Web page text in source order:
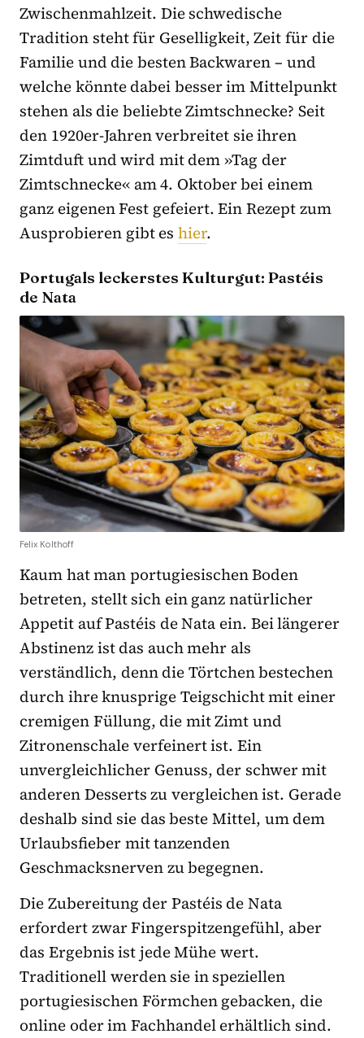
Zwischenmahlzeit. Die schwedische
Tradition steht für Geselligkeit, Zeit für die
Familie und die besten Backwaren – und
welche könnte dabei besser im Mittelpunkt
stehen als die beliebte Zimtschnecke? Seit
den 1920er-Jahren verbreitet sie ihren
Zimtduft und wird mit dem »Tag der
Zimtschnecke« am 4. Oktober bei einem
ganz eigenen Fest gefeiert. Ein Rezept zum
Ausprobieren gibt es hier.
Portugals leckerstes Kulturgut: Pastéis
de Nata
Felix Kolthoff
Kaum hat man portugiesischen Boden
betreten, stellt sich ein ganz natürlicher
Appetit auf Pastéis de Nata ein. Bei längerer
Abstinenz ist das auch mehr als
verständlich, denn die Törtchen bestechen
durch ihre knusprige Teigschicht mit einer
cremigen Füllung, die mit Zimt und
Zitronenschale verfeinert ist. Ein
unvergleichlicher Genuss, der schwer mit
anderen Desserts zu vergleichen ist. Gerade
deshalb sind sie das beste Mittel, um dem
Urlaubsfieber mit tanzenden
Geschmacksnerven zu begegnen.
Die Zubereitung der Pastéis de Nata
erfordert zwar Fingerspitzengefühl, aber
das Ergebnis ist jede Mühe wert.
Traditionell werden sie in speziellen
portugiesischen Förmchen gebacken, die
online oder im Fachhandel erhältlich sind.